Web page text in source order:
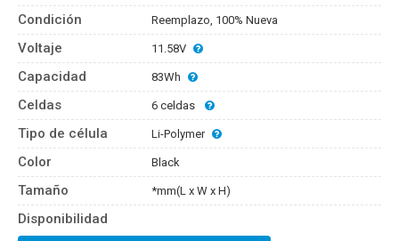
Condición Reemplazo, 100% Nueva
Voltaje 11.58V
Capacidad 83Wh
Celdas 6 celdas
Tipo de célula Li-Polymer
Color Black
Tamaño *mm(L x W x H)
Disponibilidad